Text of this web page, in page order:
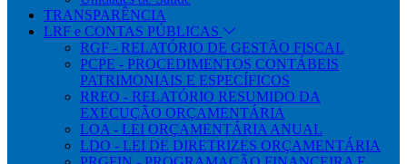
TRANSPARÊNCIA
LRF e CONTAS PÚBLICAS
RGF - RELATÓRIO DE GESTÃO FISCAL
PCPE - PROCEDIMENTOS CONTÁBEIS
PATRIMONIAIS E ESPECÍFICOS
RREO - RELATÓRIO RESUMIDO DA
EXECUÇÃO ORÇAMENTÁRIA
LOA - LEI ORÇAMENTÁRIA ANUAL
LDO - LEI DE DIRETRIZES ORÇAMENTÁRIA